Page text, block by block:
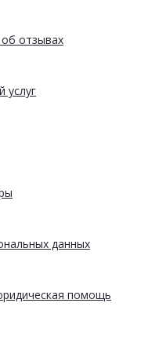
отзывах
услуг
данных
помощь